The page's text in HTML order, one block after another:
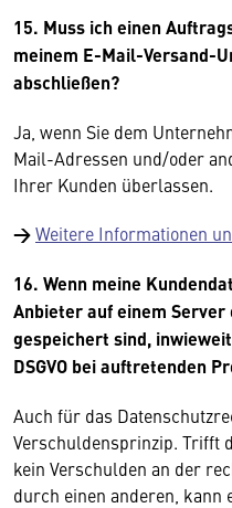
15. Muss ich einen
meinem E-Mail-Versand-
abschließen?
Ja, wenn Sie dem
Mail-Adressen und/oder
Ihrer Kunden überlassen.
→Weitere Informationen
16. Wenn meine
Anbieter auf einem
gespeichert sind,
DSGVO bei auftretenden
Auch für das
Verschuldensprinzip. Trifft
kein Verschulden an der
durch einen anderen,